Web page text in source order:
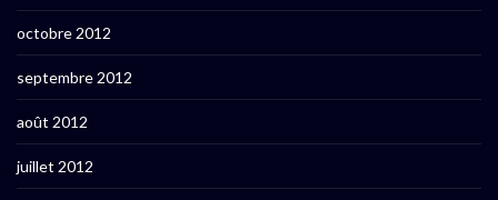
octobre 2012
septembre 2012
août 2012
juillet 2012